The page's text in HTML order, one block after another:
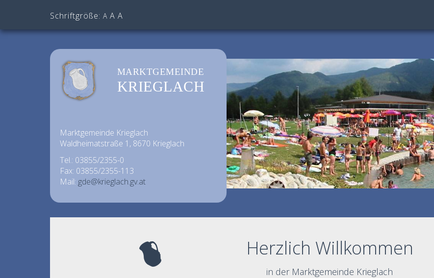
Schriftgröße: A A A
MARKTGEMEINDE
KRIEGLACH
Marktgemeinde Krieglach
Waldheimatstraße 1, 8670 Krieglach
Tel.: 03855/2355-0
Fax: 03855/2355-113
Mail: gde@krieglach.gv.at
Herzlich Willkommen
in der Marktgemeinde Krieglach